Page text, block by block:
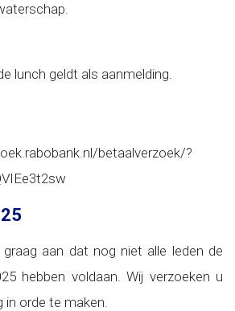
lunch geldt als aanmelding.
betaalverzoek/?
aan dat nog niet alle leden de
hebben voldaan. Wij verzoeken u
in orde te maken.